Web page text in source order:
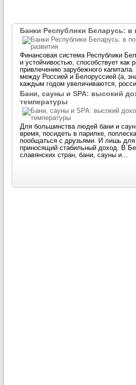
Банки Республики Беларусь: в
Финансовая система Республики
и устойчивостью, способствует как
привлечению зарубежного
между Россией и Белоруссией (а,
каждым годом увеличиваются,
Бани, сауны и SPA: высокий
температуры
Для большинства людей бани и
время, посидеть в парилке,
пообщаться с друзьями. И лишь для
приносящий стабильный доход. В
славянских стран, бани, сауны и...